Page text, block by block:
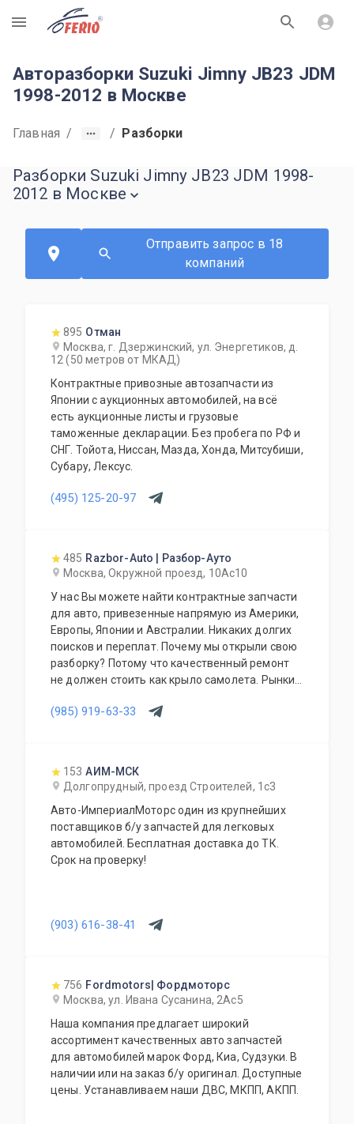
R
Авторазборки Suzuki Jimny JB23 JDM
1998-2012 в Москве
Главная / / Разборки
Разборки Suzuki Jimny JB23 JDM 1998-
2012 в Москве
Отправить запрос в 18
компаний
895 Отман
Москва, г. Дзержинский, ул. Энергетиков, д.
12 (50 метров от МКАД)
Контрактные привозные автозапчасти из
Японии с аукционных автомобилей, на всё
есть аукционные листы и грузовые
таможенные декларации. Без пробега по РФ и
СНГ. Тойота, Ниссан, Мазда, Хонда, Митсубиши,
Субару, Лексус.
(495) 125-20-97
485 Razbor-Auto | Разбор-Ауто
Москва, Окружной проезд, 10Ас10
У нас Вы можете найти контрактные запчасти
для авто, привезенные напрямую из Америки,
Европы, Японии и Австралии. Никаких долгих
поисков и переплат. Почему мы открыли свою
разборку? Потому что качественный ремонт
не должен стоить как крыло самолета. Рынки
отличных доноров с живыми узлами. Мы
(985) 919-63-33
153 АИМ-МСК
Долгопрудный, проезд Строителей, 1с3
Авто-ИмпериалМоторс один из крупнейших
поставщиков б/у запчастей для легковых
автомобилей. Бесплатная доставка до ТК.
Срок на проверку!
(903) 616-38-41
756 Fordmotors| Фордмоторс
Москва, ул. Ивана Сусанина, 2Ас5
Наша компания предлагает широкий
ассортимент качественных авто запчастей
для автомобилей марок Форд, Киа, Судзуки. В
наличии или на заказ б/у оригинал. Доступные
цены. Устанавливаем наши ДВС, МКПП, АКПП.